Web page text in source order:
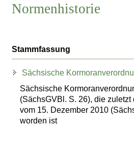
Normenhistorie
Stammfassung
Sächsische
Sächsische
(SächsGVBl. S. 26), die
vom 15. Dezember 2010
worden ist